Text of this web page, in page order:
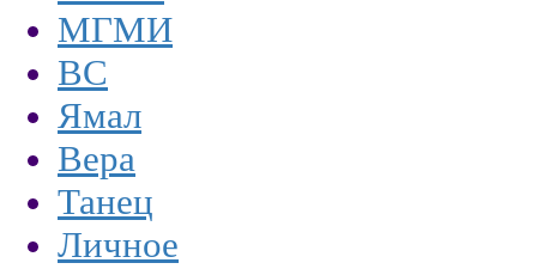
МГМИ
ВС
Ямал
Вера
Танец
Личное